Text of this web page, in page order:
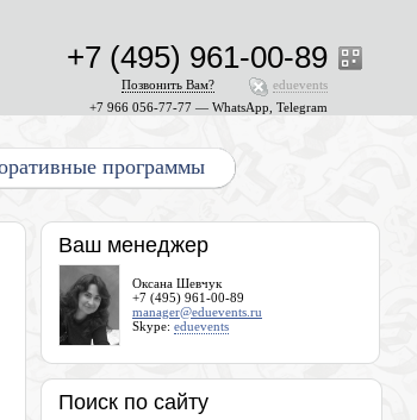
программы
+7 966 056-77-77 — WhatsApp, Telegram
eduevents
Позвонить Вам?
+7 (495) 961-00-89
Ваш менеджер
Оксана Шевчук
+7 (495) 961-00-89
manager@eduevents.ru
Skype: eduevents
Поиск по сайту